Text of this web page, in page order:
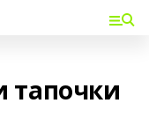
тапочки